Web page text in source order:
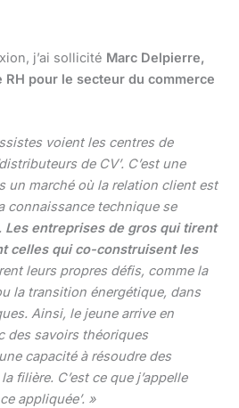
j’ai sollicité Marc Delpierre,
pour le secteur du commerce
voient les centres de
de CV’. C’est une
un marché où la relation client est
connaissance technique se
Les entreprises de gros qui tirent
celles qui co-construisent les
leurs propres défis, comme la
la transition énergétique, dans
Ainsi, le jeune arrive en
des savoirs théoriques
capacité à résoudre des
filière. C’est ce que j’appelle
appliquée’. »